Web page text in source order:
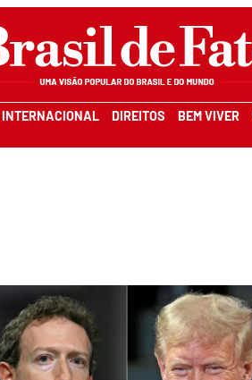
INTERNACIONAL DIREITOS BEM VIVER